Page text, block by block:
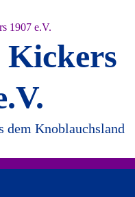
Kickers
dem Knoblauchsland